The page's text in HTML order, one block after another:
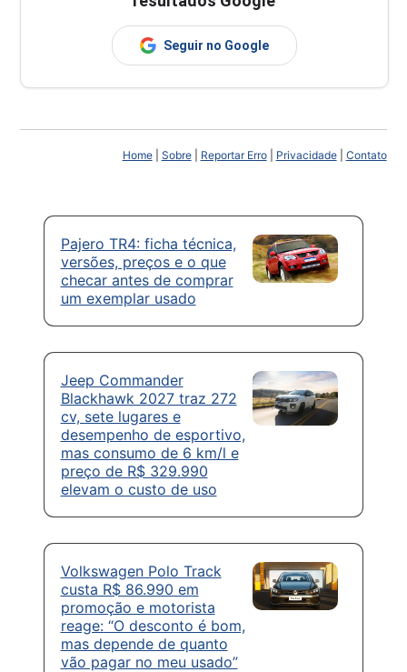
Seguir no Google
Home| Sobre| Reportar Erro| Privacidade| Contato
Pajero TR4: ficha técnica,
versões, preços e o que
checar antes de comprar
um exemplar usado
Jeep Commander
Blackhawk 2027 traz 272
cv, sete lugares e
desempenho de esportivo,
mas consumo de 6 km/l e
preço de R$ 329.990
elevam o custo de uso
Volkswagen Polo Track
custa R$ 86.990 em
promoção e motorista
reage: “O desconto é bom,
mas depende de quanto
vão pagar no meu usado”